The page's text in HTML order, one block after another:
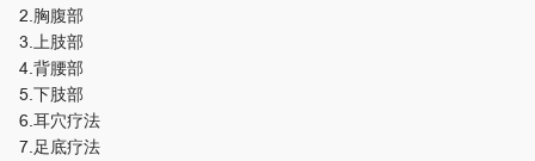
2.胸腹部
3.上肢部
4.背腰部
5.下肢部
6.耳穴疗法
7.足底疗法